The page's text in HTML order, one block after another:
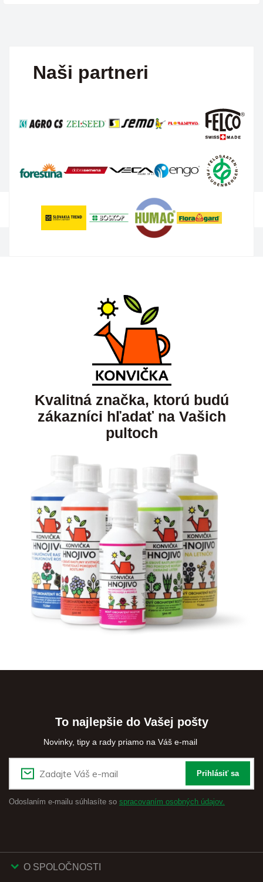
Naši partneri
Kvalitná značka, ktorú budú
zákazníci hľadať na Vašich
pultoch
To najlepšie do Vašej pošty
Novinky, tipy a rady priamo na Váš e-mail
Prihlásiť sa
Odoslaním e-mailu súhlasíte so spracovaním osobných údajov.
O SPOLOČNOSTI